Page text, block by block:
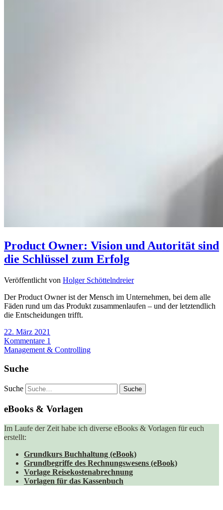
Product Owner: Vision und Autorität sind
die Schlüssel zum Erfolg
Veröffentlicht von Holger Schöttelndreier
Der Product Owner ist der Mensch im Unternehmen, bei dem alle
Fäden rund um das Produkt zusammenlaufen – und der letztendlich
die Entscheidungen trifft.
22. März 2021
Kommentare 1
Management & Controlling
Suche
Suche
eBooks & Vorlagen
Im Laufe der Zeit habe ich diverse eBooks & Vorlagen für euch
erstellt:
Grundkurs Buchhaltung (eBook)
Grundbegriffe des Rechnungswesens (eBook)
Vorlage Reisekostenabrechnung
Vorlagen für das Kassenbuch